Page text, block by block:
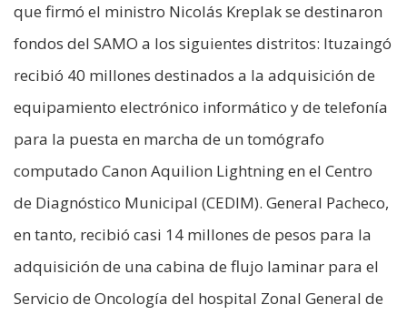
que firmó el ministro Nicolás Kreplak se destinaron
fondos del SAMO a los siguientes distritos: Ituzaingó
recibió 40 millones destinados a la adquisición de
equipamiento electrónico informático y de telefonía
para la puesta en marcha de un tomógrafo
computado Canon Aquilion Lightning en el Centro
de Diagnóstico Municipal (CEDIM). General Pacheco,
en tanto, recibió casi 14 millones de pesos para la
adquisición de una cabina de flujo laminar para el
Servicio de Oncología del hospital Zonal General de